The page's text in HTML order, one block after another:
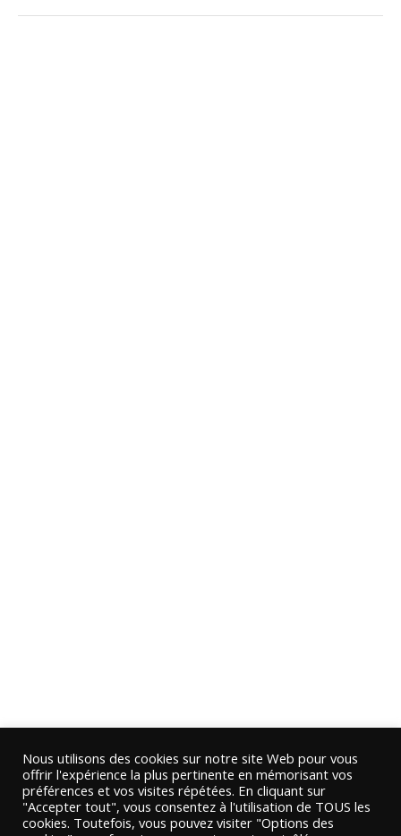
Nous utilisons des cookies sur notre site Web pour vous
offrir l'expérience la plus pertinente en mémorisant vos
préférences et vos visites répétées. En cliquant sur
"Accepter tout", vous consentez à l'utilisation de TOUS les
cookies. Toutefois, vous pouvez visiter "Options des